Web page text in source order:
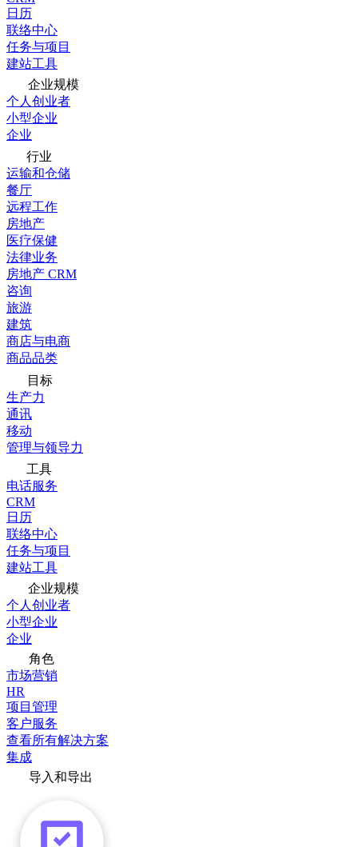
日历
联络中心
任务与项目
建站工具
企业规模
个人创业者
小型企业
企业
行业
运输和仓储
餐厅
远程工作
房地产
医疗保健
法律业务
房地产 CRM
咨询
旅游
建筑
商店与电商
商品品类
目标
生产力
通讯
移动
管理与领导力
工具
电话服务
CRM
日历
联络中心
任务与项目
建站工具
企业规模
个人创业者
小型企业
企业
角色
市场营销
HR
项目管理
客户服务
查看所有解决方案
集成
导入和导出